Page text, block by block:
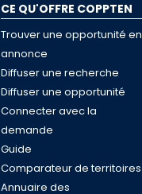
CE QU'OFFRE COPPTEN
Trouver une opportunité en
annonce
Diffuser une recherche
Diffuser une opportunité
Connecter avec la
demande
Guide
Comparateur de territoires
Annuaire des